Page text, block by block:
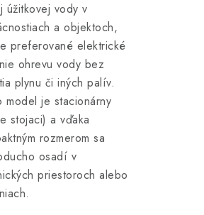
úžitkovej vody v
a objektoch,
preferované elektrické
ohrevu vody bez
plynu či iných palív.
model je stacionárny
stojaci) a vďaka
rozmerom sa
osadí v
priestoroch alebo